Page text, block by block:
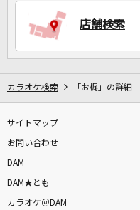
店舗検索
カラオケ検索 「お梶」の詳細
サイトマップ
お問い合わせ
DAM
DAM★とも
カラオケ＠DAM